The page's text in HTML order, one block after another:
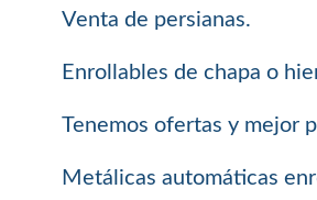
Venta de persianas.
Enrollables de chapa o
Tenemos ofertas y mejor
Metálicas automáticas